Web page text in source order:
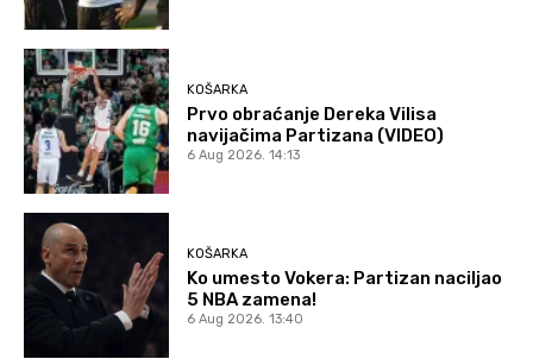
KOŠARKA
Prvo obraćanje Dereka Vilisa
navijačima Partizana (VIDEO)
6 Aug 2026. 14:13
KOŠARKA
Ko umesto Vokera: Partizan naciljao
5 NBA zamena!
6 Aug 2026. 13:40